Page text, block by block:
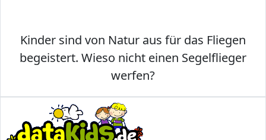
Kinder sind von Natur aus für das Fliegen
begeistert. Wieso nicht einen Segelflieger
werfen?